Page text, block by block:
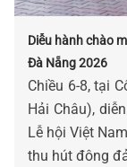
Diễu hành chào
Đà Nẵng 2026
Chiều 6-8, tại
Hải Châu),
Lễ hội Việt
thu hút đông